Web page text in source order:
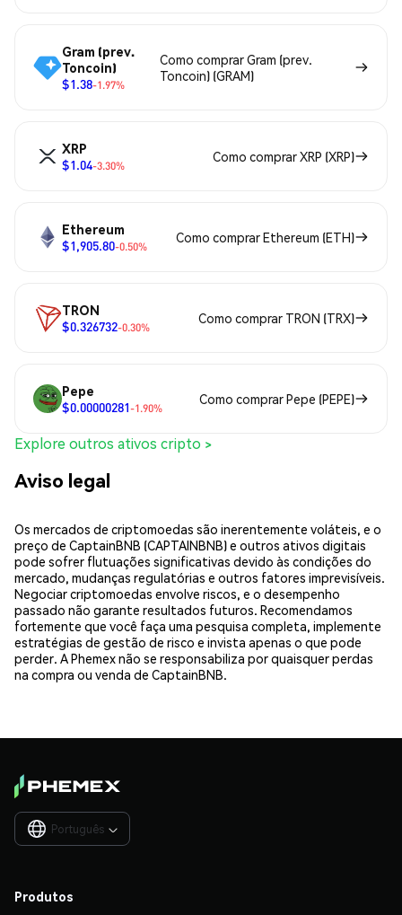
Gram (prev.
Toncoin)
$1.38-1.97%
Como comprar Gram (prev.
Toncoin) (GRAM)
XRP
$1.04-3.30%
Como comprar XRP (XRP)
Ethereum
$1,905.80-0.50%
Como comprar Ethereum (ETH)
TRON
$0.326732-0.30%
Como comprar TRON (TRX)
Pepe
$0.00000281-1.90%
Como comprar Pepe (PEPE)
Explore outros ativos cripto >
Aviso legal
Os mercados de criptomoedas são inerentemente voláteis, e o
preço de CaptainBNB (CAPTAINBNB) e outros ativos digitais
pode sofrer flutuações significativas devido às condições do
mercado, mudanças regulatórias e outros fatores imprevisíveis.
Negociar criptomoedas envolve riscos, e o desempenho
passado não garante resultados futuros. Recomendamos
fortemente que você faça uma pesquisa completa, implemente
estratégias de gestão de risco e invista apenas o que pode
perder. A Phemex não se responsabiliza por quaisquer perdas
na compra ou venda de CaptainBNB.
Português 
Produtos